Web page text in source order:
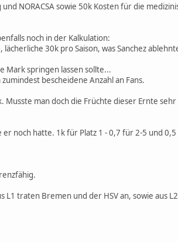
NORACSA sowie 50k Kosten für die
noch in der Kalkulation:
30k pro Saison, was Sanchez
Mark springen lassen sollte...
bescheidene Anzahl an Fans.
man doch die Früchte dieser Ernte sehr
noch hatte. 1k für Platz 1 - 0,7 für 2-5 und 0,5
traten Bremen und der HSV an, sowie aus